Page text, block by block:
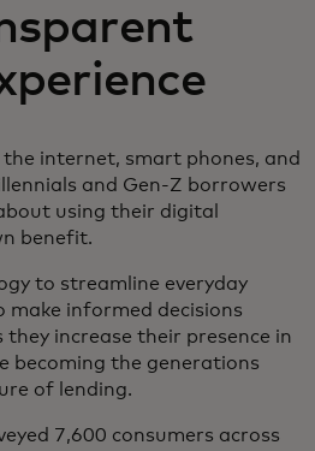
internet, smart phones, and
and Gen-Z borrowers
using their digital
benefit.
to streamline everyday
informed decisions
increase their presence in
becoming the generations
of lending.
7,600 consumers across